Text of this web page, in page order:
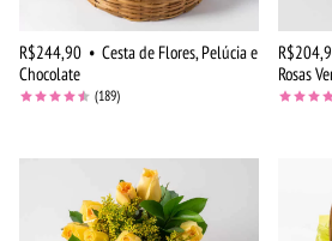
R$244,90 • Cesta de Flores, Pelúcia e
Chocolate
(189)
Rosas